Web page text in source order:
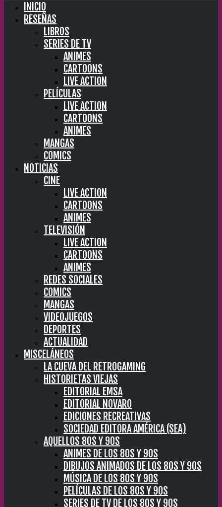
INICIO
RESEÑAS
LIBROS
SERIES DE TV
ANIMES
CARTOONS
LIVE ACTION
PELÍCULAS
LIVE ACTION
CARTOONS
ANIMES
MANGAS
COMICS
NOTICIAS
CINE
LIVE ACTION
CARTOONS
ANIMES
TELEVISIÓN
LIVE ACTION
CARTOONS
ANIMES
REDES SOCIALES
COMICS
MANGAS
VIDEOJUEGOS
DEPORTES
ACTUALIDAD
MISCELÁNEOS
LA CUEVA DEL RETROGAMING
HISTORIETAS VIEJAS
EDITORIAL EMSA
EDITORIAL NOVARO
EDICIONES RECREATIVAS
SOCIEDAD EDITORA AMÉRICA (SEA)
AQUELLOS 80S Y 90S
ANIMES DE LOS 80S Y 90S
DIBUJOS ANIMADOS DE LOS 80S Y 90S
MÚSICA DE LOS 80S Y 90S
PELÍCULAS DE LOS 80S Y 90S
SERIES DE TV DE LOS 80S Y 90S